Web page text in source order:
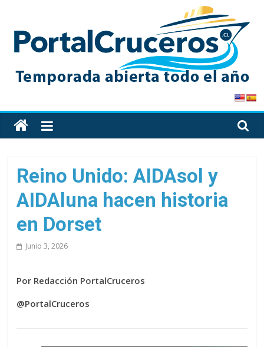
content
PortalCruceros
Toda
la
de
cruceros
un
solo
Reino Unido: AIDAsol y
AIDAluna hacen historia
en Dorset
Junio 3, 2026
Por Redacción PortalCruceros
@PortalCruceros